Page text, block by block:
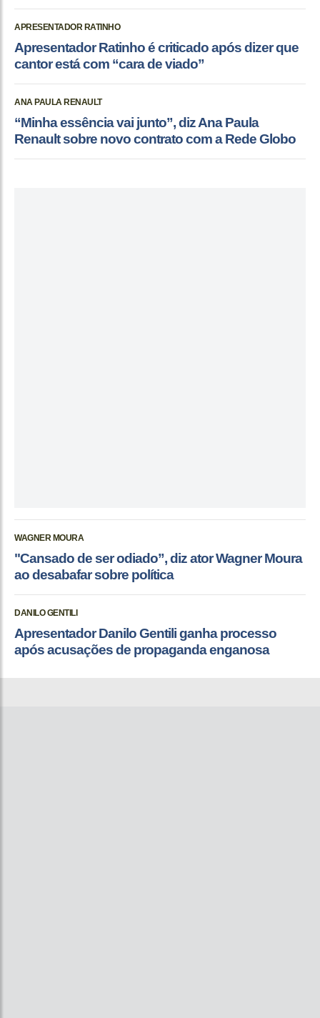
APRESENTADOR RATINHO
Apresentador Ratinho é criticado após dizer que
cantor está com “cara de viado”
ANA PAULA RENAULT
“Minha essência vai junto”, diz Ana Paula
Renault sobre novo contrato com a Rede Globo
WAGNER MOURA
"Cansado de ser odiado”, diz ator Wagner Moura
ao desabafar sobre política
DANILO GENTILI
Apresentador Danilo Gentili ganha processo
após acusações de propaganda enganosa